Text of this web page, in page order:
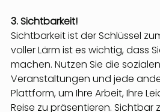
3. Sichtbarkeit!
Sichtbarkeit ist der Schlüssel
voller Lärm ist es wichtig, dass
machen. Nutzen Sie die
Veranstaltungen und jede
Plattform, um Ihre Arbeit, Ihre
Reise zu präsentieren. Sichtbar